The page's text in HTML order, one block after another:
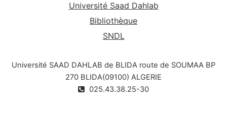
Université Saad Dahlab
Bibliothèque
SNDL
Université SAAD DAHLAB de BLIDA route de SOUMAA BP
270 BLIDA(09100) ALGERIE
025.43.38.25-30